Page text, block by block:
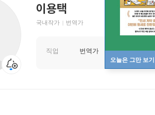
오늘은 그만 보기
이용택
국내작가 번역가
직업 번역가